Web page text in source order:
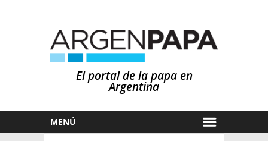
El portal de la papa en
Argentina
MENÚ